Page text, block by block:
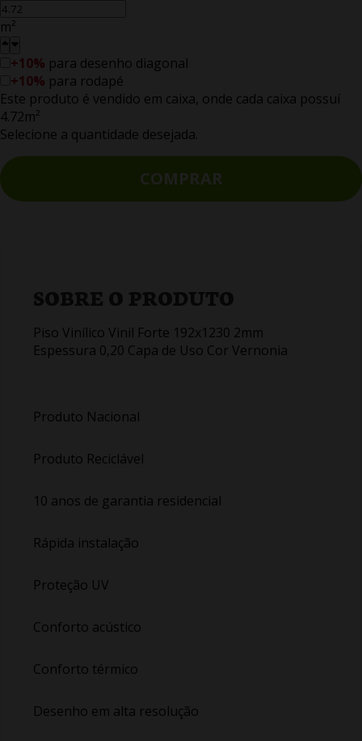
SOBRE O PRODUTO
Piso Vinílico Vinil Forte 192x1230 2mm
Espessura 0,20 Capa de Uso Cor Vernonia
Produto Nacional
Produto Reciclável
10 anos de garantia residencial
Rápida instalação
Proteção UV
Conforto acústico
Conforto térmico
Desenho em alta resolução
m²
+10% para desenho diagonal
+10% para rodapé
Este produto é vendido em caixa, onde cada caixa possuí
4.72m²
Selecione a quantidade desejada.
COMPRAR